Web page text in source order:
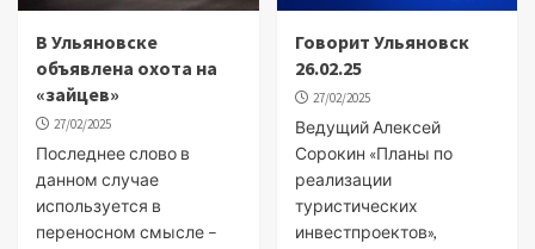
В Ульяновске
объявлена охота на
«зайцев»
27/02/2025
Последнее слово в
данном случае
используется в
переносном смысле –
Говорит Ульяновск
26.02.25
27/02/2025
Ведущий Алексей
Сорокин «Планы по
реализации
туристических
инвестпроектов»,